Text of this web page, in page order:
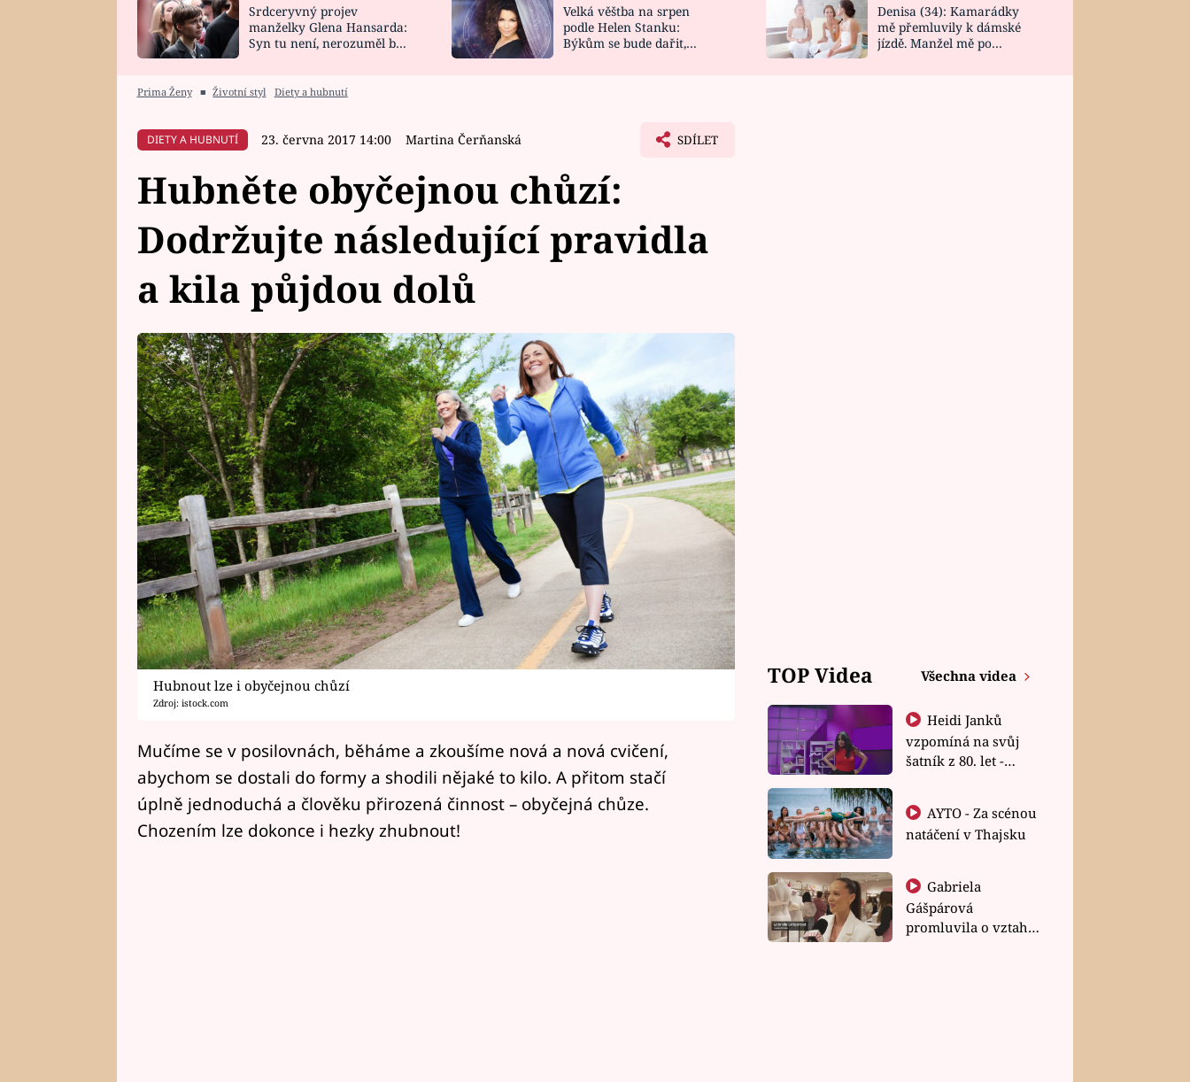
HOROSKOP NA
CELEBRITY
VAŘENÍ
NOVINKY
VIDEORECEPTY
DESIGN
Srdceryvný projev
manželky Glena Hansarda:
Syn tu není, nerozuměl by
Velká věštba na srpen
podle Helen Stanku:
Býkům se bude dařit,
Denisa (34): Kamarádky
mě přemluvily k dámské
jízdě. Manžel mě po
Prima Ženy ■ Životní styl Diety a hubnutí
DIETY A HUBNUTÍ 23. června 2017 14:00 Martina Čerňanská SDÍLET
Hubněte obyčejnou chůzí:
Dodržujte následující pravidla
a kila půjdou dolů
Hubnout lze i obyčejnou chůzí
Zdroj: istock.com
Mučíme se v posilovnách, běháme a zkoušíme nová a nová cvičení,
abychom se dostali do formy a shodili nějaké to kilo. A přitom stačí
úplně jednoduchá a člověku přirozená činnost – obyčejná chůze.
Chozením lze dokonce i hezky zhubnout!
TOP Videa Všechna videa
Heidi Janků
vzpomíná na svůj
šatník z 80. let -
natáčení v Thajsku
Gabriela
Gášpárová
promluvila o vztahu